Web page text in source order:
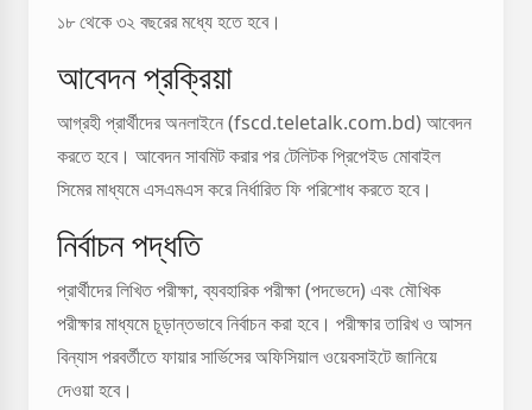
১৮ থেকে ৩২ বছরের মধ্যে হতে হবে।
আবেদন প্রক্রিয়া
আগ্রহী প্রার্থীদের অনলাইনে (fscd.teletalk.com.bd) আবেদন
করতে হবে। আবেদন সাবমিট করার পর টেলিটক প্রিপেইড মোবাইল
সিমের মাধ্যমে এসএমএস করে নির্ধারিত ফি পরিশোধ করতে হবে।
নির্বাচন পদ্ধতি
প্রার্থীদের লিখিত পরীক্ষা, ব্যবহারিক পরীক্ষা (পদভেদে) এবং মৌখিক
পরীক্ষার মাধ্যমে চূড়ান্তভাবে নির্বাচন করা হবে। পরীক্ষার তারিখ ও আসন
বিন্যাস পরবর্তীতে ফায়ার সার্ভিসের অফিসিয়াল ওয়েবসাইটে জানিয়ে
দেওয়া হবে।